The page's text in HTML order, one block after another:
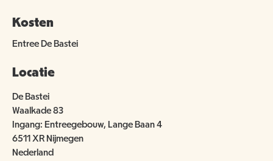
Kosten
Entree De Bastei
Locatie
De Bastei
Waalkade 83
Ingang: Entreegebouw, Lange Baan 4
6511 XR Nijmegen
Nederland